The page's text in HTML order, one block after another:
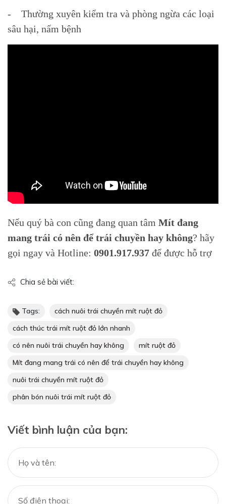
- Thường xuyên kiểm tra và phòng ngừa các loại
sâu hại, nấm bệnh
Nếu quý bà con cũng đang quan tâm Mít đang
mang trái có nên để trái chuyền hay không? hãy
gọi ngay và Hotline: 0901.917.937 để được hỗ trợ
Chia sẻ bài viết:
Tags:
cách nuôi trái chuyền mít ruột đỏ
cách thúc trái mít ruột đỏ lớn nhanh
có nên nuôi trái chuyền hay không
mít ruột đỏ
Mít đang mang trái có nên để trái chuyền hay không
nuôi trái chuyền mít ruột đỏ
phân bón nuôi trái mít ruột đỏ
Viết bình luận của bạn: